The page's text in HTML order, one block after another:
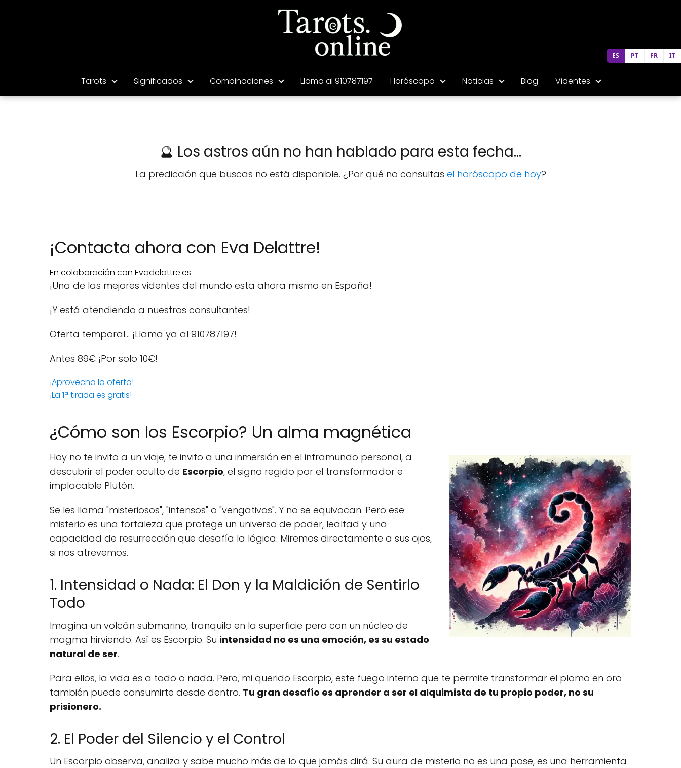
Tarots Significados Combinaciones Llama al 910787197 Horóscopo Noticias Blog Videntes
🔮 Los astros aún no han hablado para esta fecha...
La predicción que buscas no está disponible. ¿Por qué no consultas el horóscopo de hoy?
¡Contacta ahora con Eva Delattre!
En colaboración con Evadelattre.es
¡Una de las mejores videntes del mundo esta ahora mismo en España!
¡Y está atendiendo a nuestros consultantes!
Oferta temporal… ¡Llama ya al 910787197!
Antes 89€ ¡Por solo 10€!
¡Aprovecha la oferta!
¡La 1ª tirada es gratis!
¿Cómo son los Escorpio? Un alma magnética
Hoy no te invito a un viaje, te invito a una inmersión en el inframundo personal, a
descubrir el poder oculto de Escorpio, el signo regido por el transformador e
implacable Plutón.
Se les llama "misteriosos", "intensos" o "vengativos". Y no se equivocan. Pero ese
misterio es una fortaleza que protege un universo de poder, lealtad y una
capacidad de resurrección que desafía la lógica. Miremos directamente a sus ojos,
si nos atrevemos.
1. Intensidad o Nada: El Don y la Maldición de Sentirlo
Todo
Imagina un volcán submarino, tranquilo en la superficie pero con un núcleo de
magma hirviendo. Así es Escorpio. Su intensidad no es una emoción, es su estado
natural de ser.
Para ellos, la vida es a todo o nada. Pero, mi querido Escorpio, este fuego interno que te permite transformar el plomo en oro
también puede consumirte desde dentro. Tu gran desafío es aprender a ser el alquimista de tu propio poder, no su
prisionero.
2. El Poder del Silencio y el Control
Un Escorpio observa, analiza y sabe mucho más de lo que jamás dirá. Su aura de misterio no es una pose, es una herramienta
ES PT FR IT